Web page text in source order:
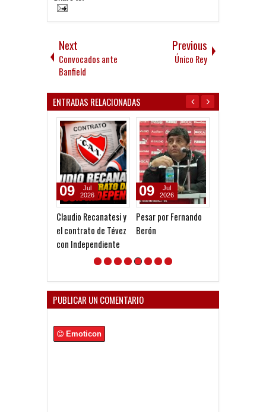
Next
Convocados ante
Banfield
Previous
Único Rey
ENTRADAS RELACIONADAS
Claudio Recanatesi y
el contrato de Tévez
con Independiente
09
Jul
2026
Pesar por Fernando
Berón
09
Jul
2026
PUBLICAR UN COMENTARIO
Emoticon